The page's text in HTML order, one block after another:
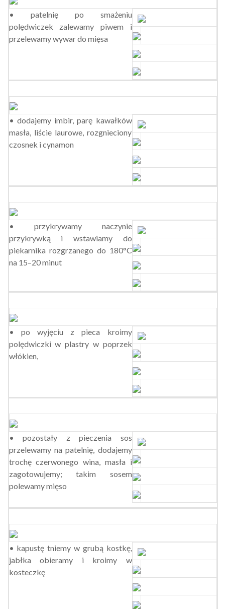
• patelnię po smażeniu
polędwiczek zalewamy piwem i
przelewamy wywar do mięsa
• dodajemy imbir, parę kawałków
masła, liście laurowe, rozgnieciony
czosnek i cynamon
• przykrywamy naczynie
przykrywką i wstawiamy do
piekarnika rozgrzanego do 180°C
na 15–20 minut
• po wyjęciu z pieca kroimy
polędwiczki w plastry w poprzek
włókien,
• pozostały z pieczenia sos
przelewamy na patelnię, dodajemy
trochę czerwonego wina, masła i
zagotowujemy; takim sosem
polewamy mięso
• kapustę tniemy w grubą kostkę,
jabłka obieramy i kroimy w
kosteczkę